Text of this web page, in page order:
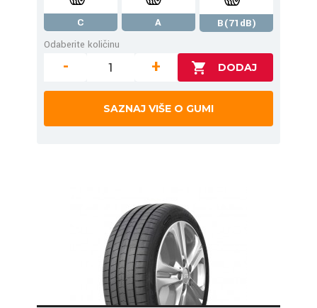
C A
B(71dB)
Odaberite količinu
- +
SAZNAJ VIŠE O GUMI